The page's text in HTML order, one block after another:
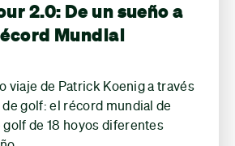
2.0: De un sueño a
Mundial
viaje de Patrick Koenig a través
golf: el récord mundial de
golf de 18 hoyos diferentes